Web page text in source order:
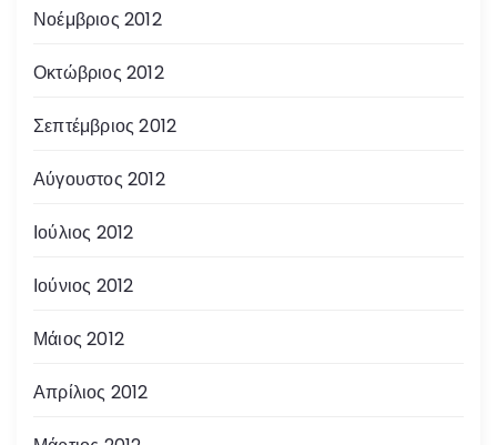
Νοέμβριος 2012
Οκτώβριος 2012
Σεπτέμβριος 2012
Αύγουστος 2012
Ιούλιος 2012
Ιούνιος 2012
Μάιος 2012
Απρίλιος 2012